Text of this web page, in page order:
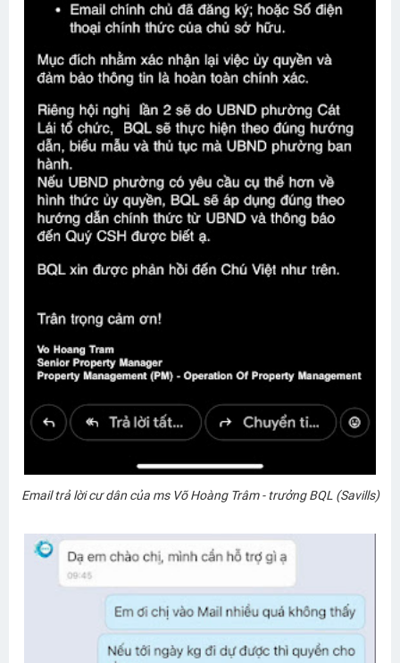
Email trả lời cư dân của ms Võ Hoàng Trâm - trưởng BQL (Savills)